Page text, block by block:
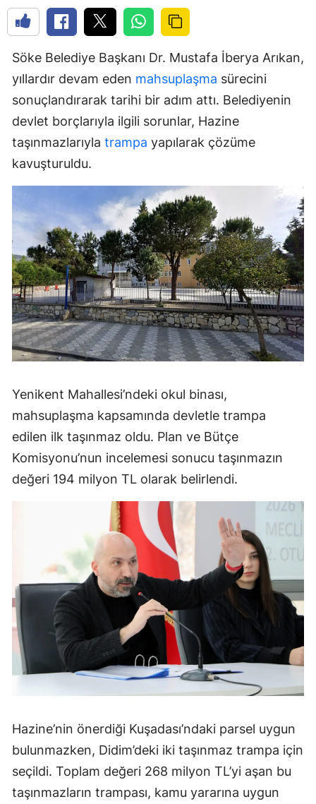
Söke Belediye Başkanı Dr. Mustafa İberya Arıkan,
yıllardır devam eden mahsuplaşma sürecini
sonuçlandırarak tarihi bir adım attı. Belediyenin
devlet borçlarıyla ilgili sorunlar, Hazine
taşınmazlarıyla trampa yapılarak çözüme
kavuşturuldu.
Yenikent Mahallesi’ndeki okul binası,
mahsuplaşma kapsamında devletle trampa
edilen ilk taşınmaz oldu. Plan ve Bütçe
Komisyonu’nun incelemesi sonucu taşınmazın
değeri 194 milyon TL olarak belirlendi.
Hazine’nin önerdiği Kuşadası’ndaki parsel uygun
bulunmazken, Didim’deki iki taşınmaz trampa için
seçildi. Toplam değeri 268 milyon TL’yi aşan bu
taşınmazların trampası, kamu yararına uygun